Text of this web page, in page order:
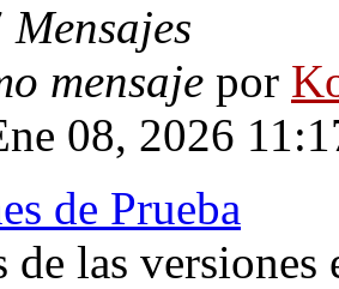
Mensajes
mensaje por
08, 2026
de Prueba
de las